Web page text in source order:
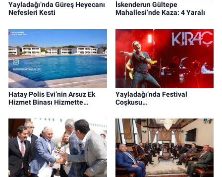
Yayladağı’nda Güreş Heyecanı
Nefesleri Kesti
İskenderun Gültepe
Mahallesi’nde Kaza: 4 Yaralı
Hatay Polis Evi’nin Arsuz Ek
Hizmet Binası Hizmette…
Yayladağı’nda Festival
Coşkusu…